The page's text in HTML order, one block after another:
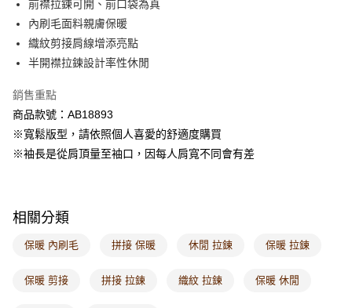
每筆NT$60，滿NT$1,000(含以上)免運費
7-11取貨付款
每筆NT$60，滿NT$1,000(含以上)免運費
付款後7-11取貨
每筆NT$60，滿NT$1,000(含以上)免運費
宅配
每筆NT$60，滿NT$1,000(含以上)免運費
海外配送-港/澳/新/馬/泰國專屬 查看運費
海外配送-其他亞洲地區 查看運費
前襟拉鍊可開、前口袋為真
內刷毛面料親膚保暖
織紋剪接肩線增添亮點
半開襟拉鍊設計率性休閒
銷售重點
商品款號：AB18893
※寬鬆版型，請依照個人喜愛的舒適度購買
※袖長是從肩頂量至袖口，因每人肩寬不同會有差
相關分類
保暖 內刷毛 拼接 保暖 休閒 拉鍊 保暖 拉鍊
保暖 剪接 拼接 拉鍊 織紋 拉鍊 保暖 休閒